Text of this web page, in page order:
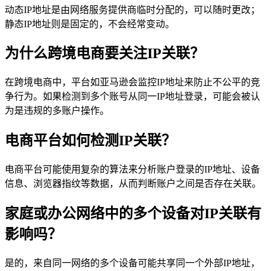
动态IP地址是由网络服务提供商临时分配的，可以随时更改；
静态IP地址则是固定的，不会经常变动。
为什么跨境电商要关注IP关联？
在跨境电商中，平台如亚马逊会监控IP地址来防止不公平的竞
争行为。如果检测到多个账号从同一IP地址登录，可能会被认
为是违规的多账户操作。
电商平台如何检测IP关联？
电商平台可能使用复杂的算法来分析账户登录的IP地址、设备
信息、浏览器指纹等数据，从而判断账户之间是否存在关联。
家庭或办公网络中的多个设备对IP关联有
影响吗？
是的，来自同一网络的多个设备可能共享同一个外部IP地址，